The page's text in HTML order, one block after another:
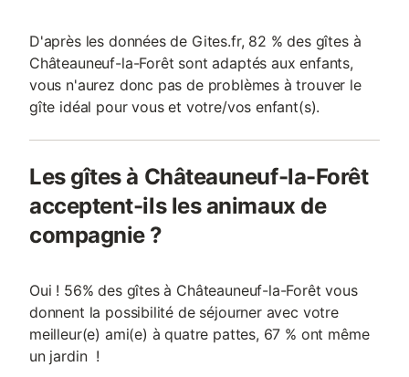
D'après les données de Gites.fr, 82 % des gîtes à
Châteauneuf-la-Forêt sont adaptés aux enfants,
vous n'aurez donc pas de problèmes à trouver le
gîte idéal pour vous et votre/vos enfant(s).
Les gîtes à Châteauneuf-la-Forêt
acceptent-ils les animaux de
compagnie ?
Oui ! 56% des gîtes à Châteauneuf-la-Forêt vous
donnent la possibilité de séjourner avec votre
meilleur(e) ami(e) à quatre pattes, 67 % ont même
un jardin !